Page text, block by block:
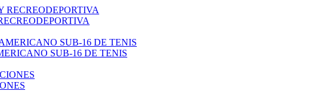
SUB-16 DE TENIS